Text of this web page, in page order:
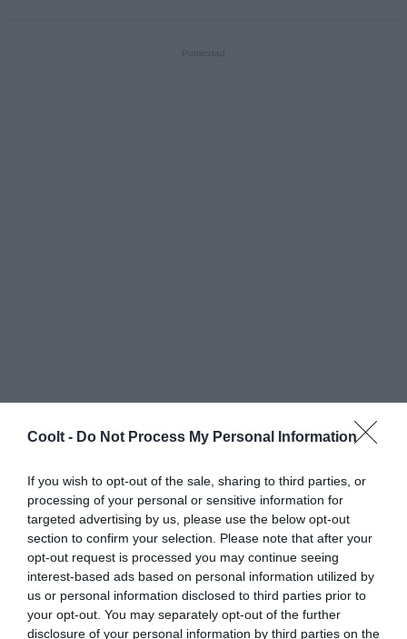
Coolt - Do Not Process My Personal Information
If you wish to opt-out of the sale, sharing to third parties, or
processing of your personal or sensitive information for
targeted advertising by us, please use the below opt-out
section to confirm your selection. Please note that after your
opt-out request is processed you may continue seeing
interest-based ads based on personal information utilized by
us or personal information disclosed to third parties prior to
your opt-out. You may separately opt-out of the further
disclosure of your personal information by third parties on the